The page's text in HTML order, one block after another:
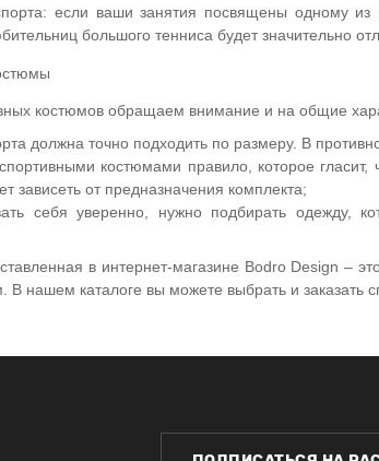
если ваши занятия посвящены одному
большого тенниса будет значительно
костюмов обращаем внимание и на общие
должна точно подходить по размеру. В
костюмами правило, которое
зависеть от предназначения комплекта;
себя уверенно, нужно подбирать одежду,
в интернет-магазине Bodro Design –
нашем каталоге вы можете выбрать и заказать